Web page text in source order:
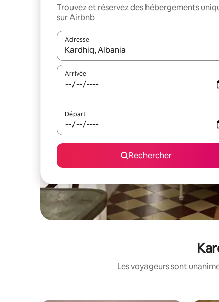
Trouvez et réservez des hébergements
sur Airbnb
Adresse
Lorsque les résultats s'affichent, utilisez les
Arrivée
Départ
Rechercher
Les voyageurs sont